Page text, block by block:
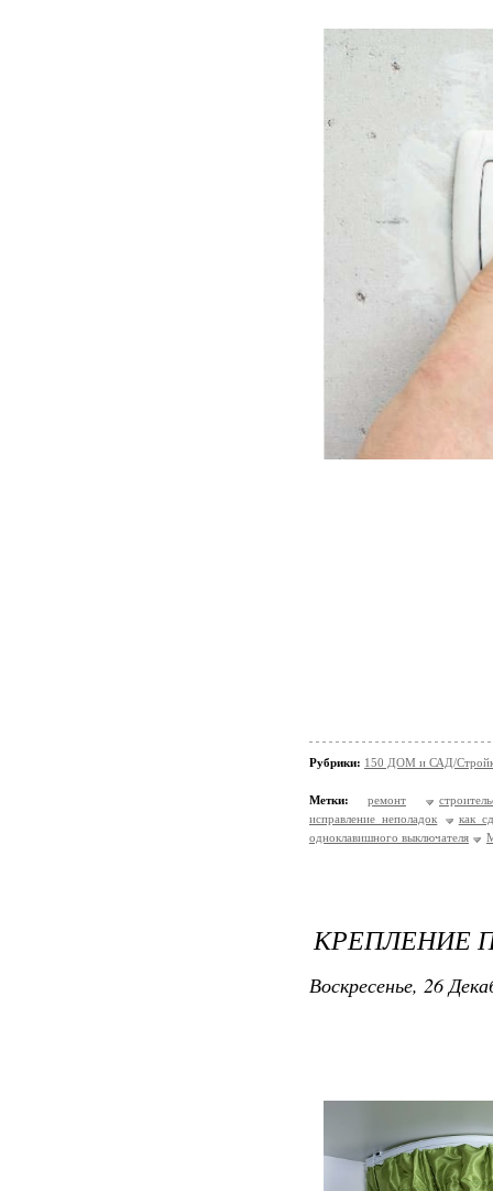
Рубрики: 150 ДОМ и САД/
Метки: ремонт
исправление неполадок
как
одноклавишного выключателя
КРЕПЛЕНИЕ
Воскресенье, 26